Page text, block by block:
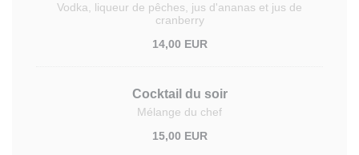
Vodka, liqueur de pêches, jus d'ananas et jus de
cranberry
14,00 EUR
Cocktail du soir
Mélange du chef
15,00 EUR